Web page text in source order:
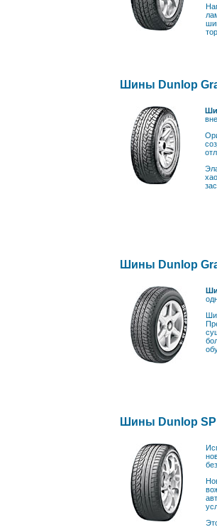
Шины Dunlop
Шины Dunlop
Шины Dunlop SP